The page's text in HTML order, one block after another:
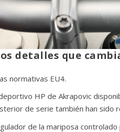
detalles que
normativas EU4.
HP de Akrapovic
de serie también han sido
de la mariposa